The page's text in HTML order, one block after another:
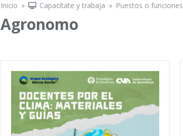
Se encuentra usted aquí
Inicio » Capacítate y trabaja » Puestos o funciones
Agronomo